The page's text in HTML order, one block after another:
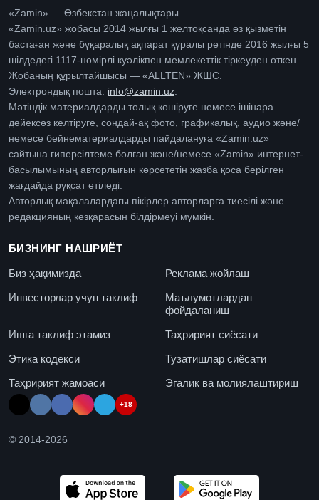
«Zamin» — Өзбекстан жаңалықтары.
«Zamin.uz» жобасы 2014 жылғы 1 желтоқсанда өз қызметін
бастаған және бұқаралық ақпарат құралы ретінде 2016 жылғы 5
шілдедегі 1117-нөмірлі куәлікпен мемлекеттік тіркеуден өткен.
Жобаның құрылтайшысы — «ALLTEN» ЖШС.
Электрондық пошта: info@zamin.uz.
Мәтіндік материалдарды толық көшіруге немесе ішінара
дәйексөз келтіруге, сондай-ақ фото, графикалық, аудио және/
немесе бейнематериалдарды пайдалануға «Zamin.uz»
сайтына гиперсілтеме болған және/немесе «Zamin» интернет-
басылымының авторлығын көрсететін жазба қоса берілген
жағдайда рұқсат етіледі.
Авторлық мақалалардағы пікірлер авторларға тиесілі және
редакцияның көзқарасын білдірмеуі мүмкін.
БИЗНИНГ НАШРИЁТ
Биз ҳақимизда
Реклама жойлаш
Инвесторлар учун таклиф
Маълумотлардан
фойдаланиш
Ишга таклиф этамиз
Таҳририят сиёсати
Этика кодекси
Тузатишлар сиёсати
Таҳририят жамоаси
Эгалик ва молиялаштириш
+18
© 2014-2026